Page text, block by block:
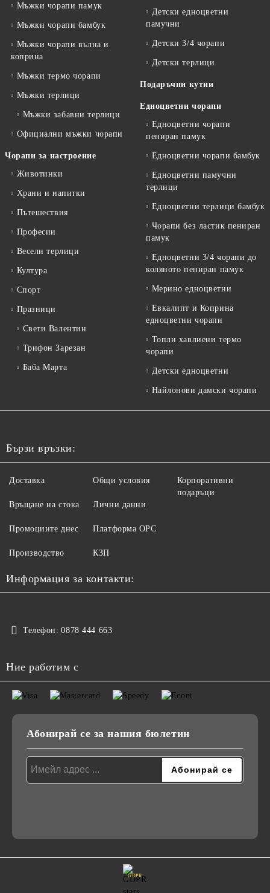
Мъжки чорапи памук
Мъжки чорапи бамбук
Мъжки чорапи вълна и
коприна
Мъжки термо чорапи
Мъжки терлици
Мъжки забавни терлици
Официални мъжки чорапи
Чорапи за настроение
Животинки
Храни и напитки
Пътешествия
Професии
Весели терлици
Култура
Спорт
Празници
Свети Валентин
Трифон Зарезан
Баба Марта
Детски едноцветни
памучни
Детски 3/4 чорапи
Детски терлици
Подаръчни кутии
Едноцветни чорапи
Едноцветни чорапи
пениран памук
Едноцветни чорапи бамбук
Едноцветни памучни
терлици
Едноцветни терлици бамбук
Чорапи без ластик пениран
памук
Едноцветни 3/4 чорапи до
коляното пениран памук
Мерино едноцветни
Евкалипт и Коприна
едноцветни чорапи
Топли хавлиени термо
чорапи
Детски едноцветни
Найлонови дамски чорапи
Бързи връзки:
Доставка
Връщане на стока
Промоциите днес
Производство
Общи условия
Лични данни
Платформа ОРС
КЗП
Корпоративни
подаръци
Информация за контакти:
Телефон: 0878 444 663
Ние работим с
Абонирай се за нашия бюлетин
GDPR